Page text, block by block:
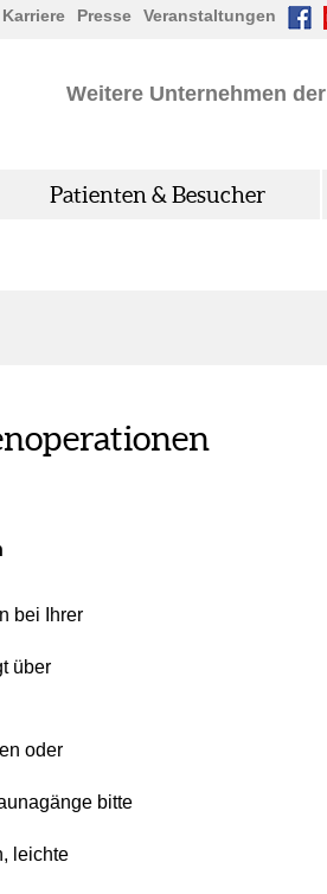
Karriere Presse Veranstaltungen
Weitere Unternehmen der
Patienten & Besucher
bei Ihrer
über
oder
bitte
leichte